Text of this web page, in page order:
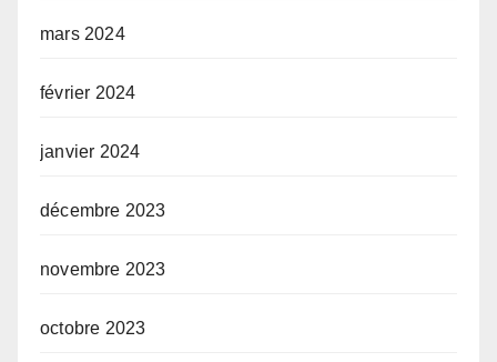
mars 2024
février 2024
janvier 2024
décembre 2023
novembre 2023
octobre 2023